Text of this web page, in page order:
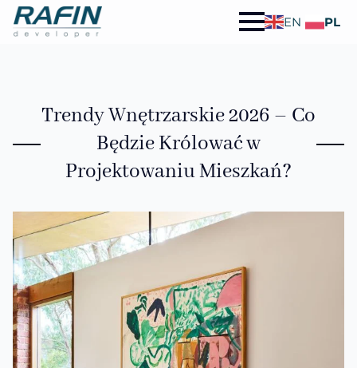
EN PL
Trendy Wnętrzarskie 2026 – Co
Będzie Królować w
Projektowaniu Mieszkań?